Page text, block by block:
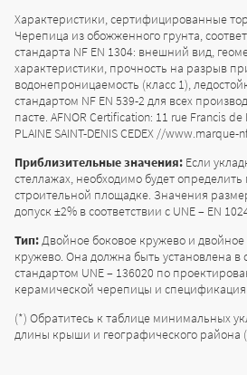
Характеристики, сертифицированные
Черепица из обожженного грунта,
стандарта NF EN 1304: внешний вид,
характеристики, прочность на разрыв
водонепроницаемость (класс 1),
стандартом NF EN 539-2 для всех
пасте. AFNOR Certification: 11 rue Francis
PLAINE SAINT-DENIS CEDEX //www.marque-
Приблизительные значения: Если
стеллажах, необходимо будет
строительной площадке. Значения
допуск ±2% в соответствии с UNE – EN
Тип:Двойное боковое кружево и
кружево. Она должна быть установлена в
стандартом UNE – 136020 по
керамической черепицы и
(*) Обратитесь к таблице минимальных
длины крыши и географического района